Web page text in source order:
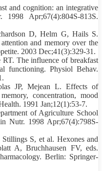
and cognition: an integrative
Apr;67(4):804S-813S.
D, Helm G, Hails S.
and memory over the
2003 Dec;41(3):329-31.
The influence of breakfast
functioning. Physiol Behav.
JP, Mejean L. Effects of
concentration, mood
1991 Jan;12(1):53-7.
of Agriculture School
Nutr. 1998 Apr;67(4):798S-
S, et al. Hexones and
A, Bruchhausen FV, eds.
Berlin: Springer-